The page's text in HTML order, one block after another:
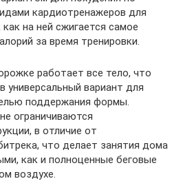
кардиотренажеров для
на ней сжигается самое
за время тренировки.
работает все тело, что
универсальный вариант для
поддержания формы.
ограничиваются
в отличие от
что делает занятия дома
как и полноценные беговые
воздухе.